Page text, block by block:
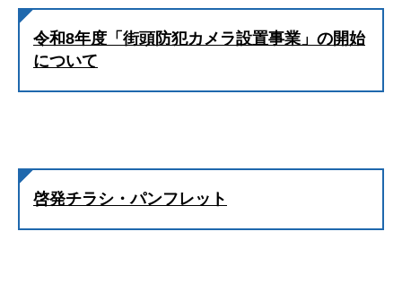
令和8年度「街頭防犯カメラ設置事業」の開始
について
啓発チラシ・パンフレット